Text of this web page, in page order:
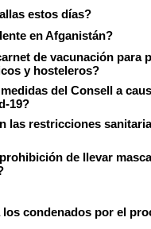
estos días?
en Afganistán?
de vacunación para
y hosteleros?
del Consell a
19?
las restricciones
de llevar
condenados por el